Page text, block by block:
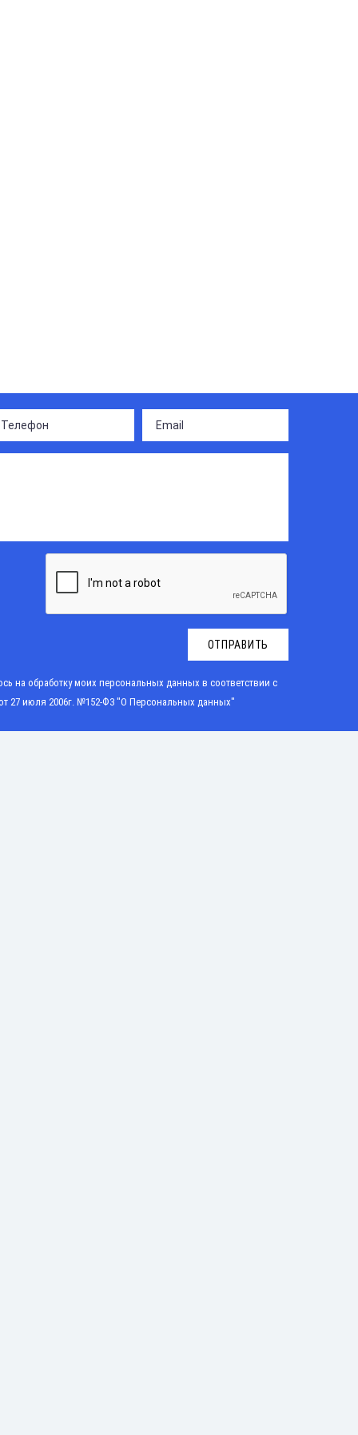
ОТПРАВИТЬ
на обработку моих персональных данных в соответствии с
27 июля 2006г. №152-Ф3 "О Персональных данных"